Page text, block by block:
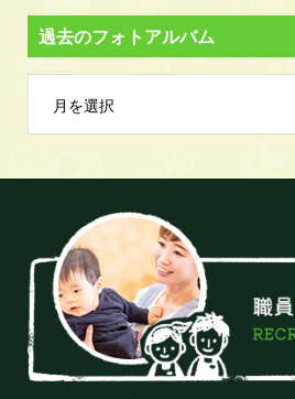
過去のフォトアルバム
月を選択